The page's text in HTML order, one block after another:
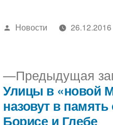
Написано
Новости 26.12.2016
Предыдущая
Улицы в «новой
назовут в память
Борисе и Глебе